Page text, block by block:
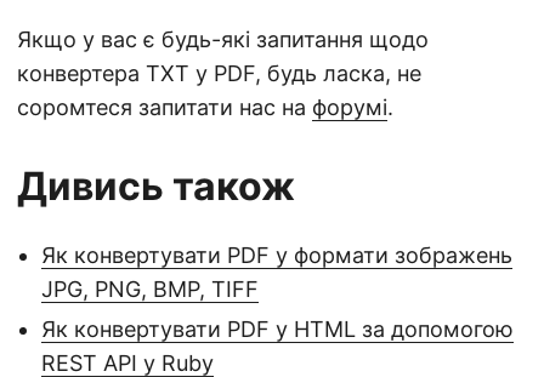
Якщо у вас є будь-які запитання щодо
конвертера TXT у PDF, будь ласка, не
соромтеся запитати нас на форумі.
Дивись також
Як конвертувати PDF у формати зображень
JPG, PNG, BMP, TIFF
Як конвертувати PDF у HTML за допомогою
REST API у Ruby